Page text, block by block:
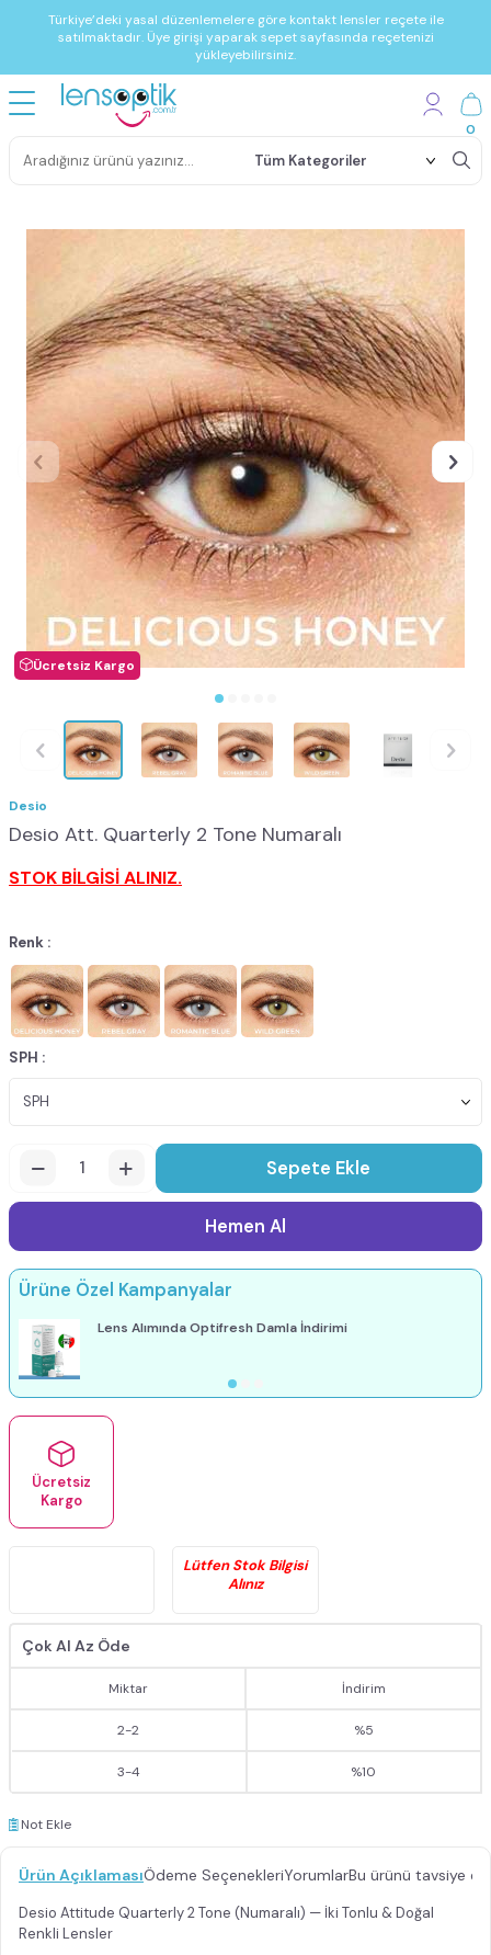
Türkiye’deki yasal düzenlemelere göre kontakt lensler reçete ile
satılmaktadır. Üye girişi yaparak sepet sayfasında reçetenizi
yükleyebilirsiniz.
0
Ücretsiz Kargo
Desio
Desio Att. Quarterly 2 Tone Numaralı
STOK BİLGİSİ ALINIZ.
Renk :
SPH :
Sepete Ekle
Hemen Al
Ürüne Özel Kampanyalar
Lens Alımında Optifresh Damla İndirimi
Ücretsiz
Kargo
Lütfen Stok Bilgisi
Alınız
Çok Al Az Öde
Miktar İndirim
2-2 %5
3-4 %10
Not Ekle
Ürün AçıklamasıÖdeme SeçenekleriYorumlarBu ürünü tavsiye et
Desio Attitude Quarterly 2 Tone (Numaralı) — İki Tonlu & Doğal
Renkli Lensler